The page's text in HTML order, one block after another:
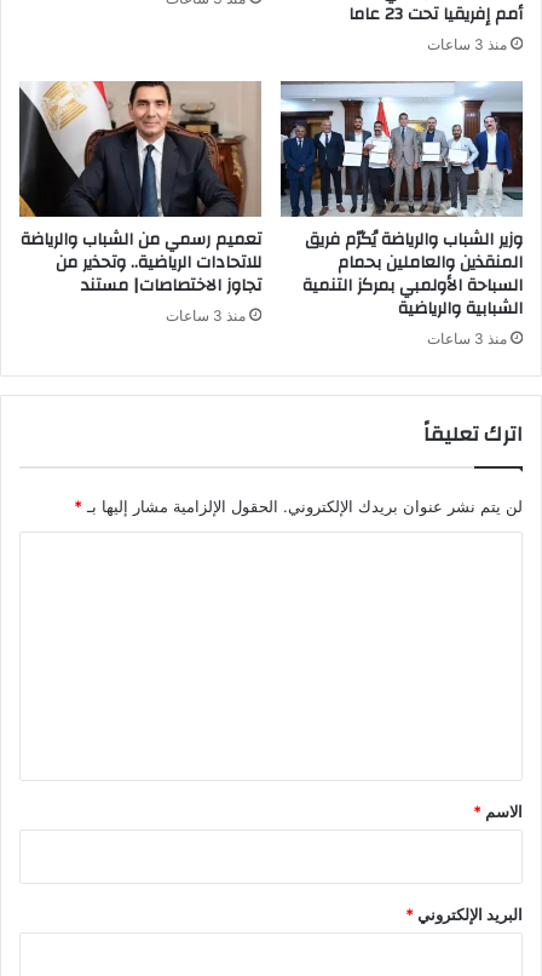
أمم إفريقيا تحت 23 عاما
منذ 3 ساعات
وزير الشباب والرياضة يُكرّم فريق
المنقذين والعاملين بحمام
السباحة الأولمبي بمركز التنمية
الشبابية والرياضية
منذ 3 ساعات
تعميم رسمي من الشباب والرياضة
للاتحادات الرياضية.. وتحذير من
تجاوز الاختصاصات| مستند
منذ 3 ساعات
اترك تعليقاً
لن يتم نشر عنوان بريدك الإلكتروني. الحقول الإلزامية مشار إليها بـ*
*
الاسم *
البريد الإلكتروني*